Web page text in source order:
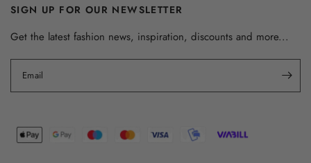
SIGN UP FOR OUR NEWSLETTER
Get the latest fashion news, inspiration, discounts and more...
Email